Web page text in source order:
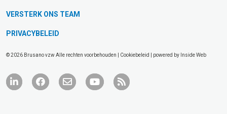
VERSTERK ONS TEAM
PRIVACYBELEID
© 2026 Brusano vzw Alle rechten voorbehouden | Cookiebeleid | powered by Inside Web